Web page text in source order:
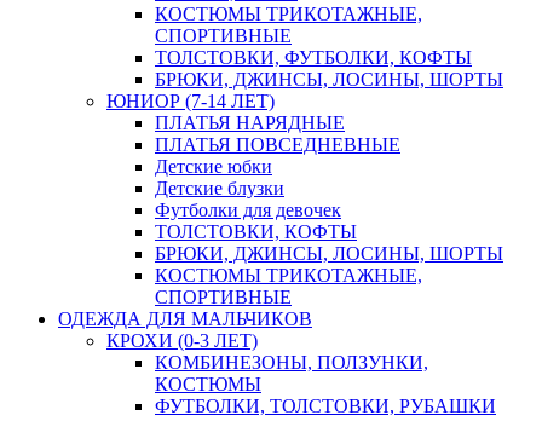
КОСТЮМЫ ТРИКОТАЖНЫЕ,
СПОРТИВНЫЕ
ТОЛСТОВКИ, ФУТБОЛКИ, КОФТЫ
БРЮКИ, ДЖИНСЫ, ЛОСИНЫ, ШОРТЫ
ЮНИОР (7-14 ЛЕТ)
ПЛАТЬЯ НАРЯДНЫЕ
ПЛАТЬЯ ПОВСЕДНЕВНЫЕ
Детские юбки
Детские блузки
Футболки для девочек
ТОЛСТОВКИ, КОФТЫ
БРЮКИ, ДЖИНСЫ, ЛОСИНЫ, ШОРТЫ
КОСТЮМЫ ТРИКОТАЖНЫЕ,
СПОРТИВНЫЕ
ОДЕЖДА ДЛЯ МАЛЬЧИКОВ
КРОХИ (0-3 ЛЕТ)
КОМБИНЕЗОНЫ, ПОЛЗУНКИ,
КОСТЮМЫ
ФУТБОЛКИ, ТОЛСТОВКИ, РУБАШКИ